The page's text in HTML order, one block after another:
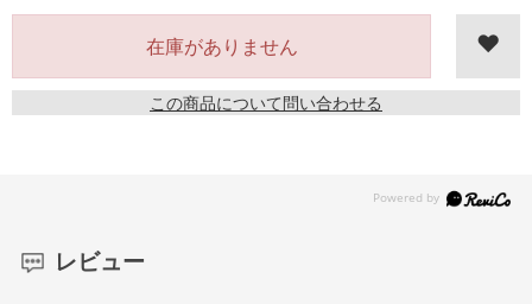
在庫がありません
この商品について問い合わせる
レビュー